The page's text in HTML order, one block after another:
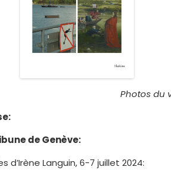
Photos du
de Genève:
d’Irène Languin, 6-7 juillet 2024: